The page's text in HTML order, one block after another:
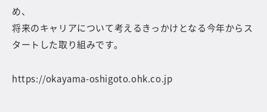
め、
将来のキャリアについて考えるきっかけとなる今年からス
タートした取り組みです。
https://okayama-oshigoto.ohk.co.jp